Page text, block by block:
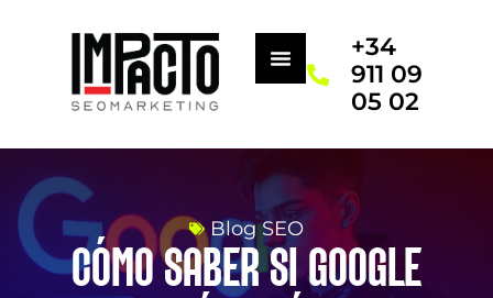
+34
911 09
05 02
Blog SEO
CÓMO SABER SI GOOGLE